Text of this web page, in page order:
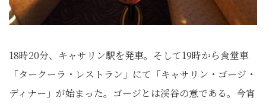
18時20分、キャサリン駅を発車。そして19時から食堂車
「タークーラ・レストラン」にて「キャサリン・ゴージ・
ディナー」が始まった。ゴージとは渓谷の意である。今宵